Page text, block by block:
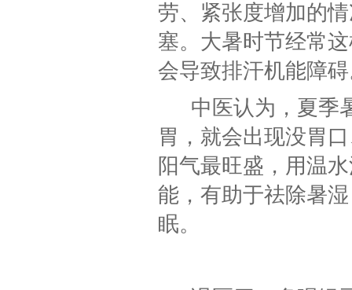
劳、紧张度增加的
塞。大暑时节经常
会导致排汗机能障
中医认为，夏季
胃，就会出现没胃
阳气最旺盛，用温
能，有助于祛除暑
眠。